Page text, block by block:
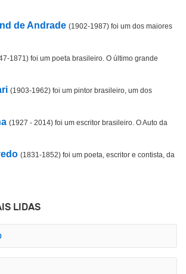
de Andrade (1902-1987) foi um dos maiores
1871) foi um poeta brasileiro. O último grande
(1903-1962) foi um pintor brasileiro, um dos
(1927 - 2014) foi um escritor brasileiro. O Auto da
(1831-1852) foi um poeta, escritor e contista, da
LIDAS